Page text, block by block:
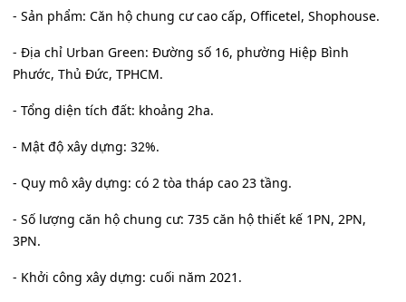
- Sản phẩm: Căn hộ chung cư cao cấp, Officetel, Shophouse.
- Địa chỉ Urban Green: Đường số 16, phường Hiệp Bình
Phước, Thủ Đức, TPHCM.
- Tổng diện tích đất: khoảng 2ha.
- Mật độ xây dựng: 32%.
- Quy mô xây dựng: có 2 tòa tháp cao 23 tầng.
- Số lượng căn hộ chung cư: 735 căn hộ thiết kế 1PN, 2PN,
3PN.
- Khởi công xây dựng: cuối năm 2021.